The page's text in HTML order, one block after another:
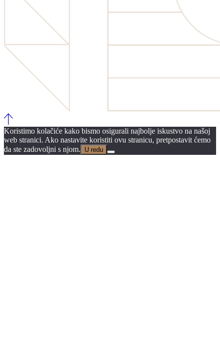
Koristimo kolačiće kako bismo osigurali najbolje iskustvo na našoj
web stranici. Ako nastavite koristiti ovu stranicu, pretpostavit ćemo
da ste zadovoljni s njom.
U redu